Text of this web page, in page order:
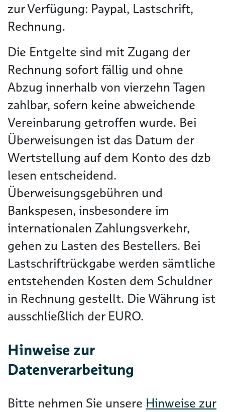
zur Verfügung: Paypal, Lastschrift,
Rechnung.
Die Entgelte sind mit Zugang der
Rechnung sofort fällig und ohne
Abzug innerhalb von vierzehn Tagen
zahlbar, sofern keine abweichende
Vereinbarung getroffen wurde. Bei
Überweisungen ist das Datum der
Wertstellung auf dem Konto des dzb
lesen entscheidend.
Überweisungsgebühren und
Bankspesen, insbesondere im
internationalen Zahlungsverkehr,
gehen zu Lasten des Bestellers. Bei
Lastschriftrückgabe werden sämtliche
entstehenden Kosten dem Schuldner
in Rechnung gestellt. Die Währung ist
ausschließlich der EURO.
Hinweise zur
Datenverarbeitung
Bitte nehmen Sie unsere Hinweise zur